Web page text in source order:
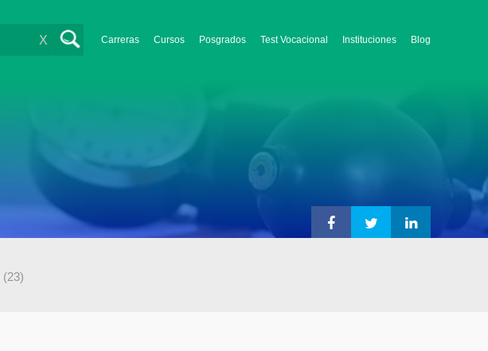
Carreras Cursos Posgrados Test Vocacional Instituciones Blog
X
(23)